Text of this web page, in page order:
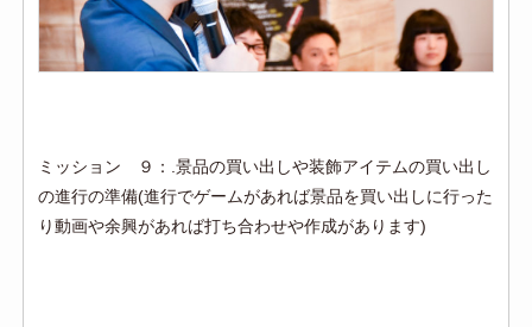
ミッション ９：.景品の買い出しや装飾アイテムの買い出し
の進行の準備(進行でゲームがあれば景品を買い出しに行った
り動画や余興があれば打ち合わせや作成があります)